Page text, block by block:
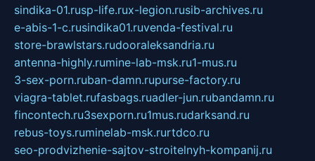
sindika-01.rusp-life.rux-legion.rusib-archives.ru
e-abis-1-c.rusindika01.ruvenda-festival.ru
store-brawlstars.rudooraleksandria.ru
antenna-highly.rumine-lab-msk.ru1-mus.ru
3-sex-porn.ruban-damn.rupurse-factory.ru
viagra-tablet.rufasbags.ruadler-jun.rubandamn.ru
fincontech.ru3sexporn.ru1mus.rudarksand.ru
rebus-toys.ruminelab-msk.rurtdco.ru
seo-prodvizhenie-sajtov-stroitelnyh-kompanij.ru